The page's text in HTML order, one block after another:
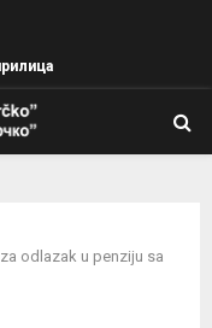
odlazak u penziju sa